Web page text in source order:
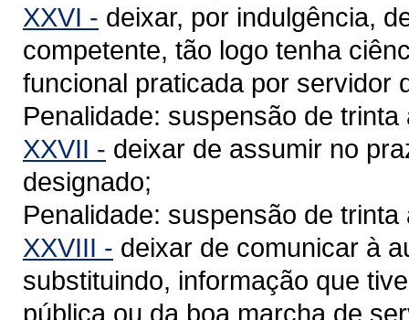
XXVI - deixar, por indulgência,
competente, tão logo tenha
funcional praticada por servidor
Penalidade: suspensão de
XXVII - deixar de assumir no
designado;
Penalidade: suspensão de
XXVIII - deixar de comunicar à
substituindo, informação que
pública ou da boa marcha de